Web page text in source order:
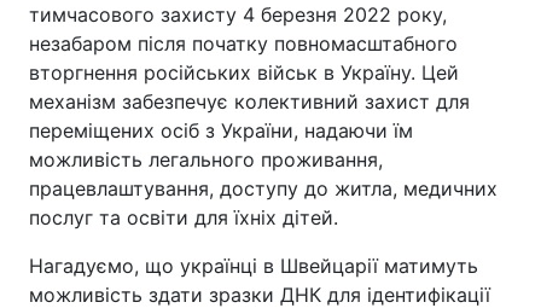
тимчасового захисту 4 березня 2022 року,
незабаром після початку повномасштабного
вторгнення російських військ в Україну. Цей
механізм забезпечує колективний захист для
переміщених осіб з України, надаючи їм
можливість легального проживання,
працевлаштування, доступу до житла, медичних
послуг та освіти для їхніх дітей.
Нагадуємо, що українці в Швейцарії матимуть
можливість здати зразки ДНК для ідентифікації